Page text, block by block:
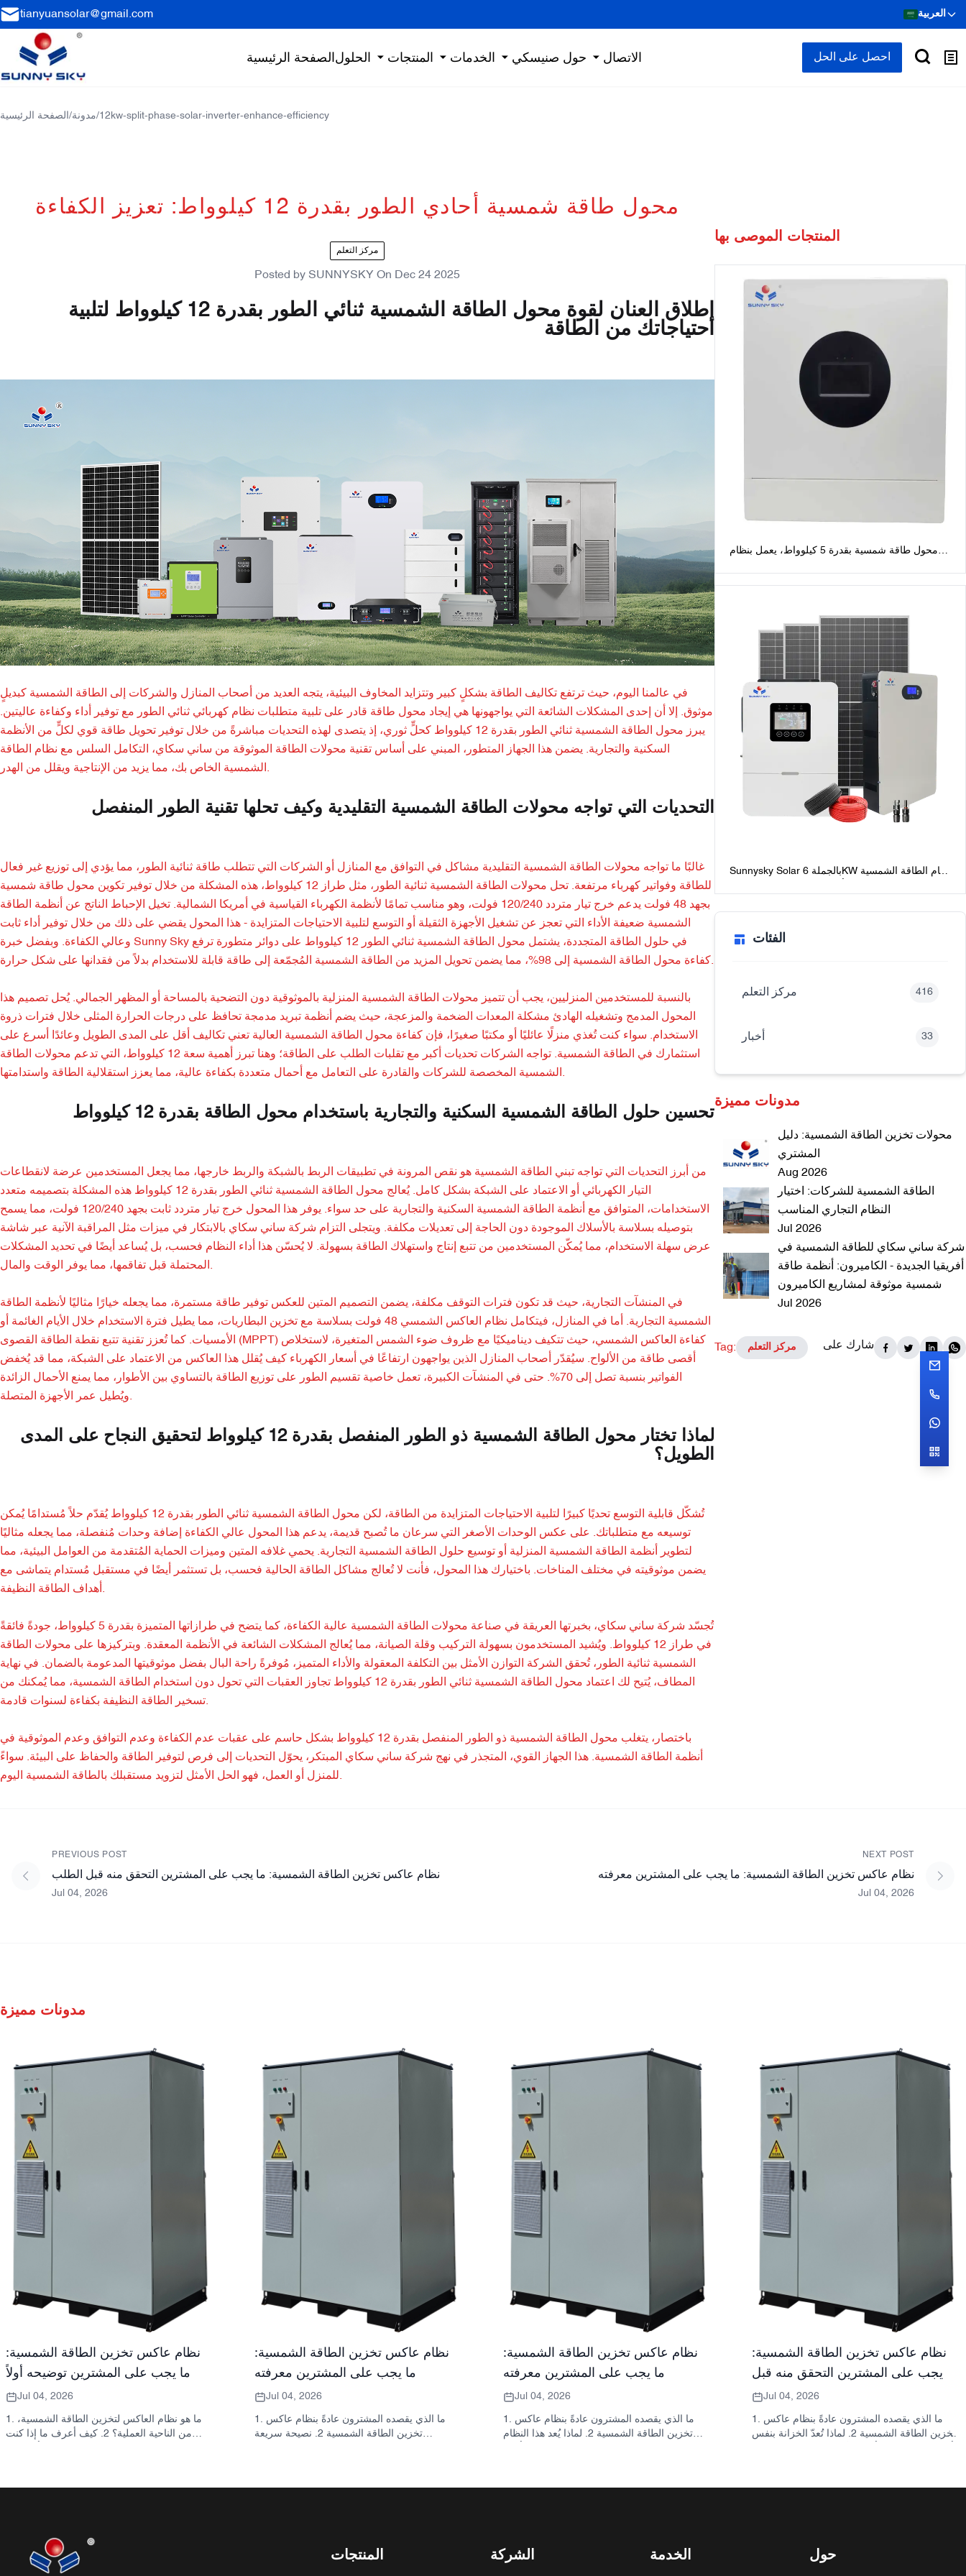
tianyuansolar@gmail.com العربية
الصفحة الرئيسية الحلول المنتجات الخدمات حول صنيسكي الاتصال احصل على الحل
الصفحة الرئيسية /مدونة/12kw-split-phase-solar-inverter-enhance-efficiency
محول طاقة شمسية أحادي الطور بقدرة 12 كيلوواط: تعزيز الكفاءة
مركز التعلم
Posted by SUNNYSKY On Dec 24 2025
إطلاق العنان لقوة محول الطاقة الشمسية ثنائي الطور بقدرة 12 كيلوواط لتلبية
احتياجاتك من الطاقة
في عالمنا اليوم، حيث ترتفع تكاليف الطاقة بشكلٍ كبير وتتزايد المخاوف البيئية، يتجه العديد من أصحاب المنازل والشركات إلى الطاقة الشمسية كبديلٍ
موثوق. إلا أن إحدى المشكلات الشائعة التي يواجهونها هي إيجاد محول طاقة قادر على تلبية متطلبات نظام كهربائي ثنائي الطور مع توفير أداء وكفاءة عاليتين.
يبرز محول الطاقة الشمسية ثنائي الطور بقدرة 12 كيلوواط كحلٍّ ثوري، إذ يتصدى لهذه التحديات مباشرةً من خلال توفير تحويل طاقة قوي لكلٍّ من الأنظمة
السكنية والتجارية. يضمن هذا الجهاز المتطور، المبني على أساس تقنية محولات الطاقة الموثوقة من ساني سكاي، التكامل السلس مع نظام الطاقة
الشمسية الخاص بك، مما يزيد من الإنتاجية ويقلل من الهدر.
التحديات التي تواجه محولات الطاقة الشمسية التقليدية وكيف تحلها تقنية الطور المنفصل
غالبًا ما تواجه محولات الطاقة الشمسية التقليدية مشاكل في التوافق مع المنازل أو الشركات التي تتطلب طاقة ثنائية الطور، مما يؤدي إلى توزيع غير فعال
للطاقة وفواتير كهرباء مرتفعة. تحل محولات الطاقة الشمسية ثنائية الطور، مثل طراز 12 كيلوواط، هذه المشكلة من خلال توفير تكوين محول طاقة شمسية
بجهد 48 فولت يدعم خرج تيار متردد 120/240 فولت، وهو مناسب تمامًا لأنظمة الكهرباء القياسية في أمريكا الشمالية. تخيل الإحباط الناتج عن أنظمة الطاقة
الشمسية ضعيفة الأداء التي تعجز عن تشغيل الأجهزة الثقيلة أو التوسع لتلبية الاحتياجات المتزايدة - هذا المحول يقضي على ذلك من خلال توفير أداء ثابت
وعالي الكفاءة. وبفضل خبرة Sunny Sky في حلول الطاقة المتجددة، يشتمل محول الطاقة الشمسية ثنائي الطور 12 كيلوواط على دوائر متطورة ترفع
كفاءة محول الطاقة الشمسية إلى 98%، مما يضمن تحويل المزيد من الطاقة الشمسية المُجمّعة إلى طاقة قابلة للاستخدام بدلاً من فقدانها على شكل حرارة.
بالنسبة للمستخدمين المنزليين، يجب أن تتميز محولات الطاقة الشمسية المنزلية بالموثوقية دون التضحية بالمساحة أو المظهر الجمالي. يُحل تصميم هذا
المحول المدمج وتشغيله الهادئ مشكلة المعدات الضخمة والمزعجة، حيث يضم أنظمة تبريد مدمجة تحافظ على درجات الحرارة المثلى خلال فترات ذروة
الاستخدام. سواء كنت تُغذي منزلًا عائليًا أو مكتبًا صغيرًا، فإن كفاءة محول الطاقة الشمسية العالية تعني تكاليف أقل على المدى الطويل وعائدًا أسرع على
استثمارك في الطاقة الشمسية. تواجه الشركات تحديات أكبر مع تقلبات الطلب على الطاقة؛ وهنا تبرز أهمية سعة 12 كيلوواط، التي تدعم محولات الطاقة
الشمسية المخصصة للشركات والقادرة على التعامل مع أحمال متعددة بكفاءة عالية، مما يعزز استقلالية الطاقة واستدامتها.
تحسين حلول الطاقة الشمسية السكنية والتجارية باستخدام محول الطاقة بقدرة 12 كيلوواط
من أبرز التحديات التي تواجه تبني الطاقة الشمسية هو نقص المرونة في تطبيقات الربط بالشبكة والربط خارجها، مما يجعل المستخدمين عرضة لانقطاعات
التيار الكهربائي أو الاعتماد على الشبكة بشكل كامل. يُعالج محول الطاقة الشمسية ثنائي الطور بقدرة 12 كيلوواط هذه المشكلة بتصميمه متعدد
الاستخدامات، المتوافق مع أنظمة الطاقة الشمسية السكنية والتجارية على حد سواء. يوفر هذا المحول خرج تيار متردد ثابت بجهد 120/240 فولت، مما يسمح
بتوصيله بسلاسة بالأسلاك الموجودة دون الحاجة إلى تعديلات مكلفة. ويتجلى التزام شركة ساني سكاي بالابتكار في ميزات مثل المراقبة الآنية عبر شاشة
عرض سهلة الاستخدام، مما يُمكّن المستخدمين من تتبع إنتاج واستهلاك الطاقة بسهولة. لا يُحسّن هذا أداء النظام فحسب، بل يُساعد أيضًا في تحديد المشكلات
المحتملة قبل تفاقمها، مما يوفر الوقت والمال.
في المنشآت التجارية، حيث قد تكون فترات التوقف مكلفة، يضمن التصميم المتين للعكس توفير طاقة مستمرة، مما يجعله خيارًا مثاليًا لأنظمة الطاقة
الشمسية التجارية. أما في المنازل، فيتكامل نظام العاكس الشمسي 48 فولت بسلاسة مع تخزين البطاريات، مما يطيل فترة الاستخدام خلال الأيام الغائمة أو
الأمسيات. كما تُعزز تقنية تتبع نقطة الطاقة القصوى (MPPT) كفاءة العاكس الشمسي، حيث تتكيف ديناميكيًا مع ظروف ضوء الشمس المتغيرة، لاستخلاص
أقصى طاقة من الألواح. سيُقدّر أصحاب المنازل الذين يواجهون ارتفاعًا في أسعار الكهرباء كيف يُقلل هذا العاكس من الاعتماد على الشبكة، مما قد يُخفض
الفواتير بنسبة تصل إلى 70%. حتى في المنشآت الكبيرة، تعمل خاصية تقسيم الطور على توزيع الطاقة بالتساوي بين الأطوار، مما يمنع الأحمال الزائدة
ويُطيل عمر الأجهزة المتصلة.
لماذا تختار محول الطاقة الشمسية ذو الطور المنفصل بقدرة 12 كيلوواط لتحقيق النجاح على المدى
الطويل؟
تُشكّل قابلية التوسع تحديًا كبيرًا لتلبية الاحتياجات المتزايدة من الطاقة، لكن محول الطاقة الشمسية ثنائي الطور بقدرة 12 كيلوواط يُقدّم حلاً مُستدامًا يُمكن
توسيعه مع متطلباتك. على عكس الوحدات الأصغر التي سرعان ما تُصبح قديمة، يدعم هذا المحول عالي الكفاءة إضافة وحدات مُنفصلة، مما يجعله مثاليًا
لتطوير أنظمة الطاقة الشمسية المنزلية أو توسيع حلول الطاقة الشمسية التجارية. يحمي غلافه المتين وميزات الحماية المُتقدمة من العوامل البيئية، مما
يضمن موثوقيته في مختلف المناخات. باختيارك هذا المحول، فأنت لا تُعالج مشاكل الطاقة الحالية فحسب، بل تستثمر أيضًا في مستقبل مُستدام يتماشى مع
أهداف الطاقة النظيفة.
تُجسّد شركة ساني سكاي، بخبرتها العريقة في صناعة محولات الطاقة الشمسية عالية الكفاءة، كما يتضح في طرازاتها المتميزة بقدرة 5 كيلوواط، جودةً فائقةً
في طراز 12 كيلوواط. ويُشيد المستخدمون بسهولة التركيب وقلة الصيانة، مما يُعالج المشكلات الشائعة في الأنظمة المعقدة. وبتركيزها على محولات الطاقة
الشمسية ثنائية الطور، تُحقق الشركة التوازن الأمثل بين التكلفة المعقولة والأداء المتميز، مُوفرةً راحة البال بفضل موثوقيتها المدعومة بالضمان. في نهاية
المطاف، يُتيح لك اعتماد محول الطاقة الشمسية ثنائي الطور بقدرة 12 كيلوواط تجاوز العقبات التي تحول دون استخدام الطاقة الشمسية، مما يُمكنك من
تسخير الطاقة النظيفة بكفاءة لسنوات قادمة.
باختصار، يتغلب محول الطاقة الشمسية ذو الطور المنفصل بقدرة 12 كيلوواط بشكل حاسم على عقبات عدم الكفاءة وعدم التوافق وعدم الموثوقية في
أنظمة الطاقة الشمسية. هذا الجهاز القوي، المتجذر في نهج شركة ساني سكاي المبتكر، يحوّل التحديات إلى فرص لتوفير الطاقة والحفاظ على البيئة. سواءً
للمنزل أو العمل، فهو الحل الأمثل لتزويد مستقبلك بالطاقة الشمسية اليوم.
المنتجات الموصى بها
محول طاقة شمسية بقدرة 5 كيلوواط، يعمل بنظام
Sunnysky Solar بالجملة 6KW نظام الطاقة الشمسية
الفئات
مركز التعلم 416
أخبار 33
مدونات مميزة
محولات تخزين الطاقة الشمسية: دليل
المشتري
Aug 2026
الطاقة الشمسية للشركات: اختيار
النظام التجاري المناسب
Jul 2026
شركة ساني سكاي للطاقة الشمسية في
أفريقيا الجديدة - الكاميرون: أنظمة طاقة
شمسية موثوقة لمشاريع الكاميرون
Jul 2026
Tag: مركز التعلم شارك على
PREVIOUS POST
نظام عاكس تخزين الطاقة الشمسية: ما يجب على المشترين التحقق منه قبل الطلب
Jul 04, 2026
NEXT POST
نظام عاكس تخزين الطاقة الشمسية: ما يجب على المشترين معرفته
Jul 04, 2026
مدونات مميزة
نظام عاكس تخزين الطاقة الشمسية:
ما يجب على المشترين توضيحه أولاً
Jul 04, 2026
1. ما هو نظام العاكس لتخزين الطاقة الشمسية،
من الناحية العملية؟ 2. كيف أعرف ما إذا كنت
نظام عاكس تخزين الطاقة الشمسية:
ما يجب على المشترين معرفته
Jul 04, 2026
1. ما الذي يقصده المشترون عادةً بنظام عاكس
تخزين الطاقة الشمسية 2. نصيحة سريعة
نظام عاكس تخزين الطاقة الشمسية:
ما يجب على المشترين معرفته
Jul 04, 2026
1. ما الذي يقصده المشترون عادةً بنظام عاكس
تخزين الطاقة الشمسية 2. لماذا يُعد هذا النظام
نظام عاكس تخزين الطاقة الشمسية:
ما يجب على المشترين التحقق منه قبل
الطلب
Jul 04, 2026
1. ما الذي يقصده المشترون عادةً بنظام عاكس
تخزين الطاقة الشمسية 2. لماذا تُعدّ الخزانة بنفس
المنتجات الشركة الخدمة حول